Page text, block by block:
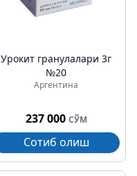
Урокит гранулалари 3г
№20
Аргентина
237 000 СЎМ
Сотиб олиш